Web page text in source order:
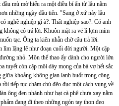
mù mờ hiểu ra một điều bí ẩn từ lâu nằm
những ngày đầu tiên. "Sang ở xứ này lâu
nghề nghiệp gì à?. Thất nghiệp sao?. Có anh
không có trả lời. Khuôn mặt ra vẻ lì lợm mím
tạc. Ông ta kiên nhẫn chờ câu trả lời.
lặng lẽ như đoạn cuối đời người. Một cặp
nhỏ. Môn thể thao ấy dành cho người lớn
tuyết còn cặp môi dày mọng của bà vợ hết sắc
khoảng không gian lạnh buốt trong công
tiếp tục chăm chú đẽo đục một cách vụng về
ông đen nhánh như hạt cà phê chưa xay nằm
đang đi theo những ngón tay thon đeo